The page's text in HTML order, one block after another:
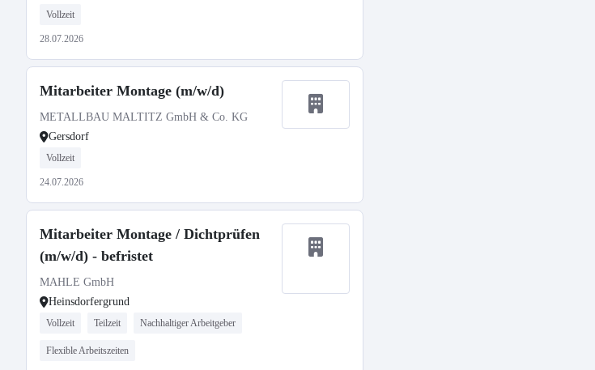
Vollzeit
28.07.2026
Mitarbeiter Montage (m/w/d)
METALLBAU MALTITZ GmbH & Co. KG
Gersdorf
Vollzeit
24.07.2026
Mitarbeiter Montage / Dichtprüfen
(m/w/d) - befristet
MAHLE GmbH
Heinsdorfergrund
Vollzeit Teilzeit Nachhaltiger Arbeitgeber
Flexible Arbeitszeiten